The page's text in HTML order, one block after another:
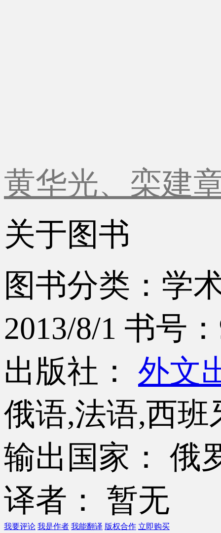
黄华光、栾建
关于图书
图书分类：学
2013/8/1 书号
出版社： 外文
俄语,法语,西班
输出国家： 俄
译者： 暂无
我要评论 我是作者 我能翻译 版权合作 立即购买